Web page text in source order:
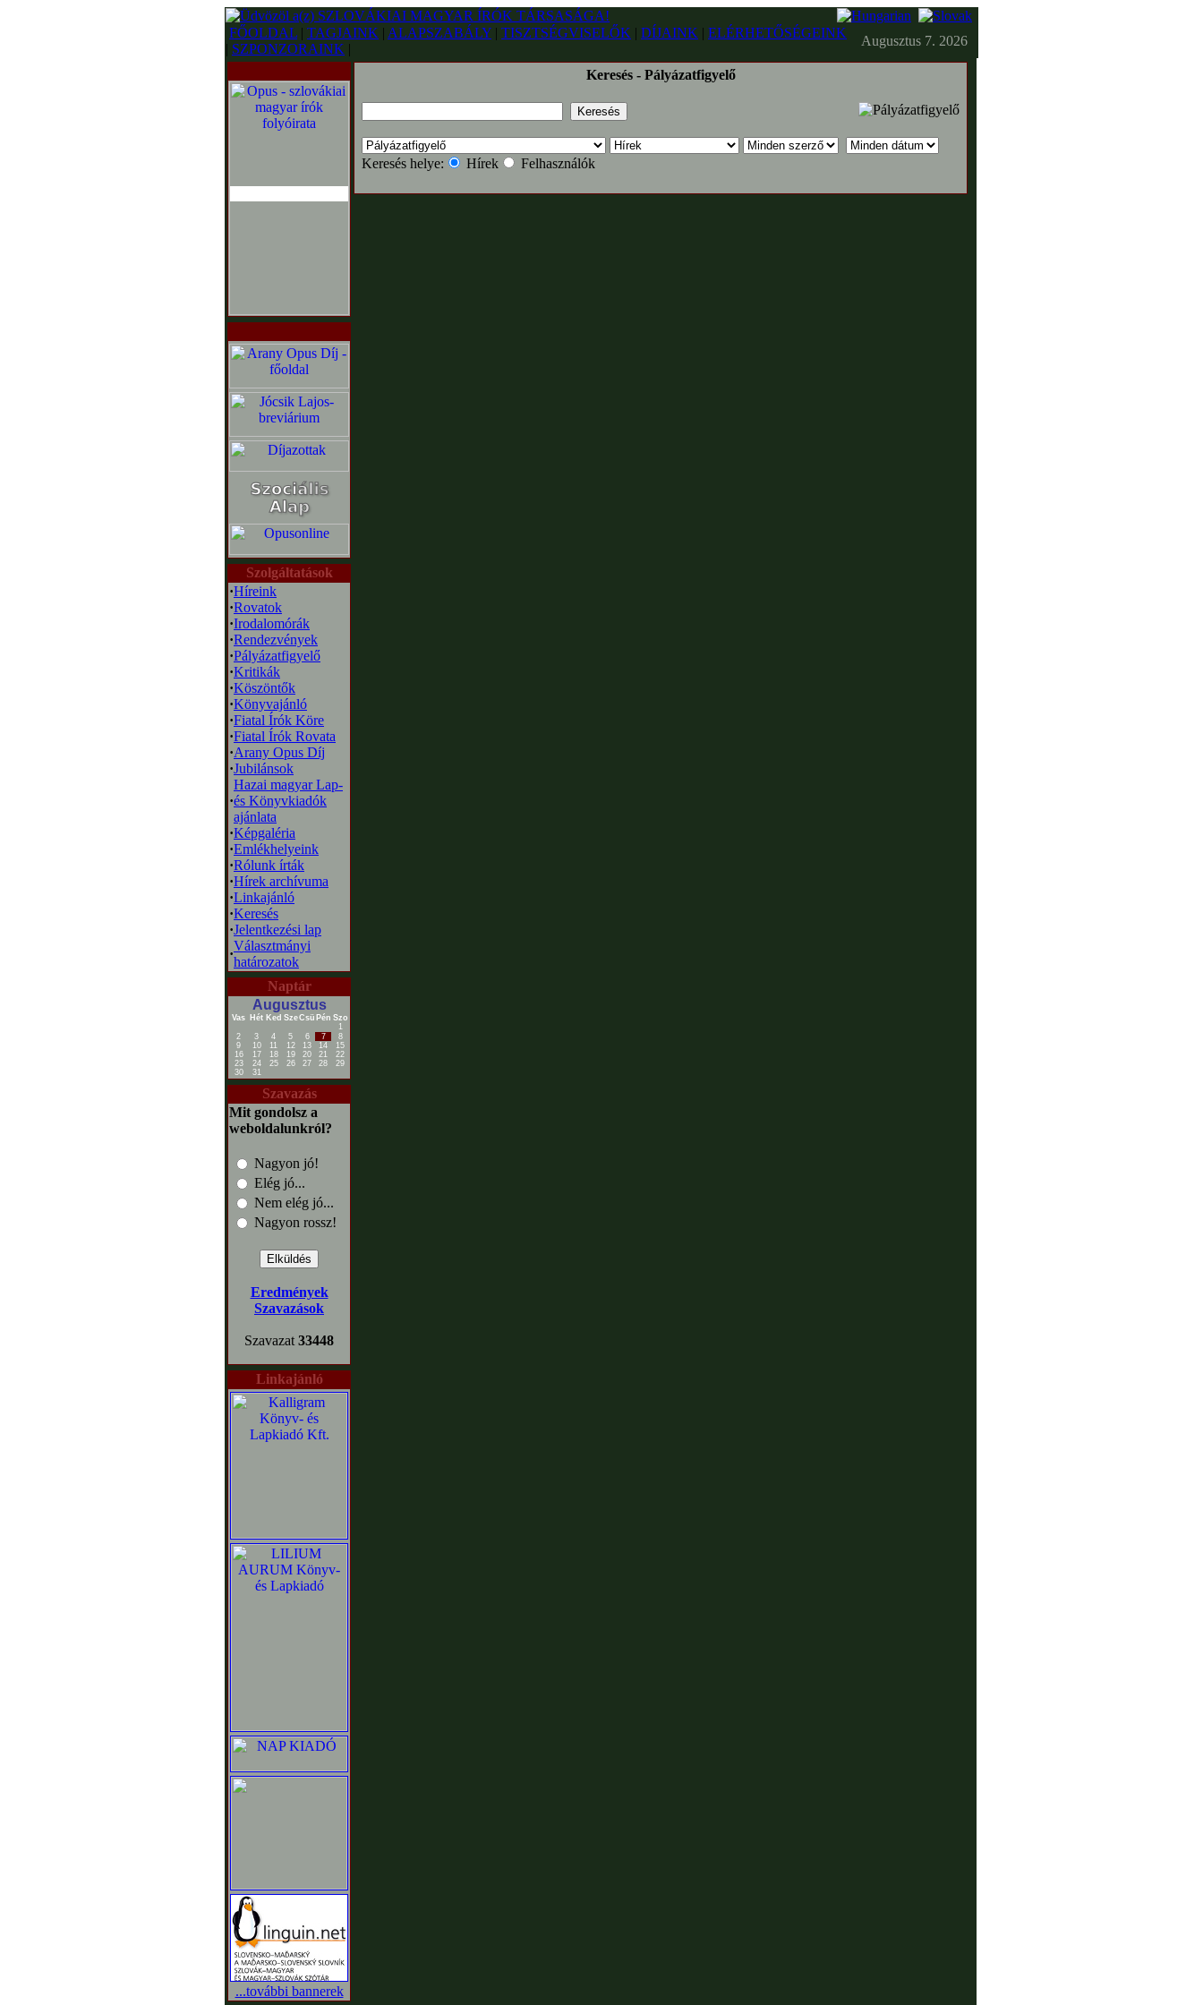
FŐOLDAL | TAGJAINK | ALAPSZABÁLY | TISZTSÉGVISELŐK | DÍJAINK | ELÉRHETŐSÉGEINK
| SZPONZORAINK |
Augusztus 7. 2026
Szolgáltatások
·Híreink
·Rovatok
·Irodalomórák
·Rendezvények
·Pályázatfigyelő
·Kritikák
·Köszöntők
·Könyvajánló
·Fiatal Írók Köre
·Fiatal Írók Rovata
·Arany Opus Díj
·Jubilánsok
·
Hazai magyar Lap-
és Könyvkiadók
ajánlata
·Képgaléria
·Emlékhelyeink
·Rólunk írták
·Hírek archívuma
·Linkajánló
·Keresés
·Jelentkezési lap
·
Választmányi
határozatok
Naptár
Augusztus
Vas Hét Ked SzeCsü Pén Szo
1
2
3 4 5 6 7
8
9
10 11 12 13 14
15
16
17 18 19 20 21
22
23
24 25 26 27 28
29
30
31
Szavazás
Mit gondolsz a
weboldalunkról?
Nagyon jó!
Elég jó...
Nem elég jó...
Nagyon rossz!
Eredmények
Szavazások
Szavazat 33448
Linkajánló
...további bannerek
Keresés - Pályázatfigyelő
Keresés helye: Hírek Felhasználók